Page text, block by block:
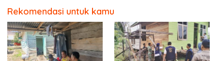
Rekomendasi untuk kamu